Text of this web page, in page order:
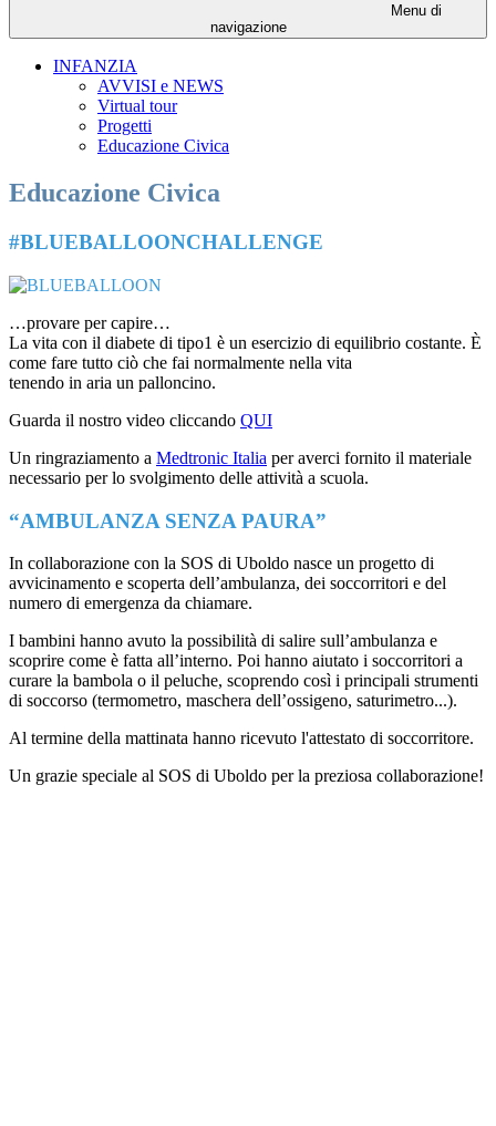
Menu di
navigazione
INFANZIA
AVVISI e NEWS
Virtual tour
Progetti
Educazione Civica
Educazione Civica
#BLUEBALLOONCHALLENGE
…provare per capire…
La vita con il diabete di tipo1 è un esercizio di equilibrio costante. È
come fare tutto ciò che fai normalmente nella vita
tenendo in aria un palloncino.
Guarda il nostro video cliccando QUI
Un ringraziamento a Medtronic Italia per averci fornito il materiale
necessario per lo svolgimento delle attività a scuola.
“AMBULANZA SENZA PAURA”
In collaborazione con la SOS di Uboldo nasce un progetto di
avvicinamento e scoperta dell’ambulanza, dei soccorritori e del
numero di emergenza da chiamare.
I bambini hanno avuto la possibilità di salire sull’ambulanza e
scoprire come è fatta all’interno. Poi hanno aiutato i soccorritori a
curare la bambola o il peluche, scoprendo così i principali strumenti
di soccorso (termometro, maschera dell’ossigeno, saturimetro...).
Al termine della mattinata hanno ricevuto l'attestato di soccorritore.
Un grazie speciale al SOS di Uboldo per la preziosa collaborazione!